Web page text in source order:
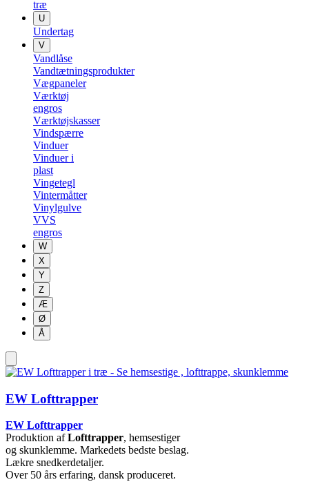
træ
U
Undertag
V
Vandlåse
Vandtætningsprodukter
Vægpaneler
Værktøj
engros
Værktøjskasser
Vindspærre
Vinduer
Vinduer i
plast
Vingetegl
Vintermåtter
Vinylgulve
VVS
engros
W
X
Y
Z
Æ
Ø
Å
EW Lofttrapper
EW Lofttrapper
Produktion afLofttrapper, hemsestiger
og skunklemme. Markedets bedste beslag.
Lækre snedkerdetaljer.
Over 50 års erfaring, dansk produceret.